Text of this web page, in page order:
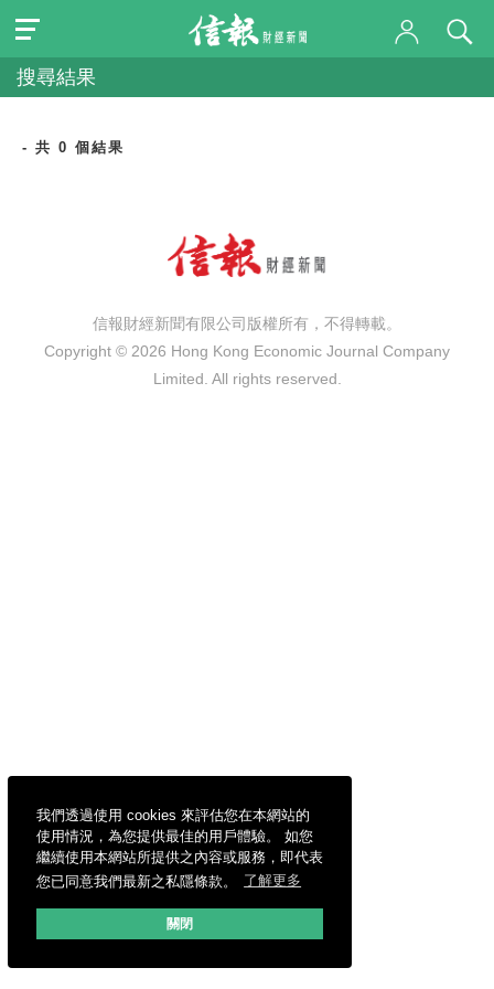
我們透過使用 cookies 來評估您在本網站的
使用情況，為您提供最佳的用戶體驗。 如您
繼續使用本網站所提供之內容或服務，即代表
您已同意我們最新之私隱條款。
了解更多
關閉
搜尋結果
- 共 0 個結果
信報財經新聞有限公司版權所有，不得轉載。
Copyright © 2026 Hong Kong Economic Journal Company
Limited. All rights reserved.